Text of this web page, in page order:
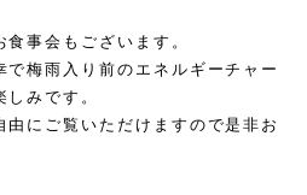
事会もございます。
梅雨入り前のエネルギーチャー
みです。
にご覧いただけますので是非お